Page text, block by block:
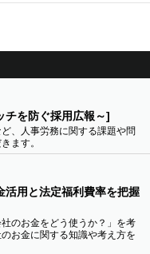
チを防ぐ採用広報～]
、人事労務に関する課題や問
ます。
活用と法定福利費率を把握
のお金をどう使うか？」を考
お金に関する知識や考え方を